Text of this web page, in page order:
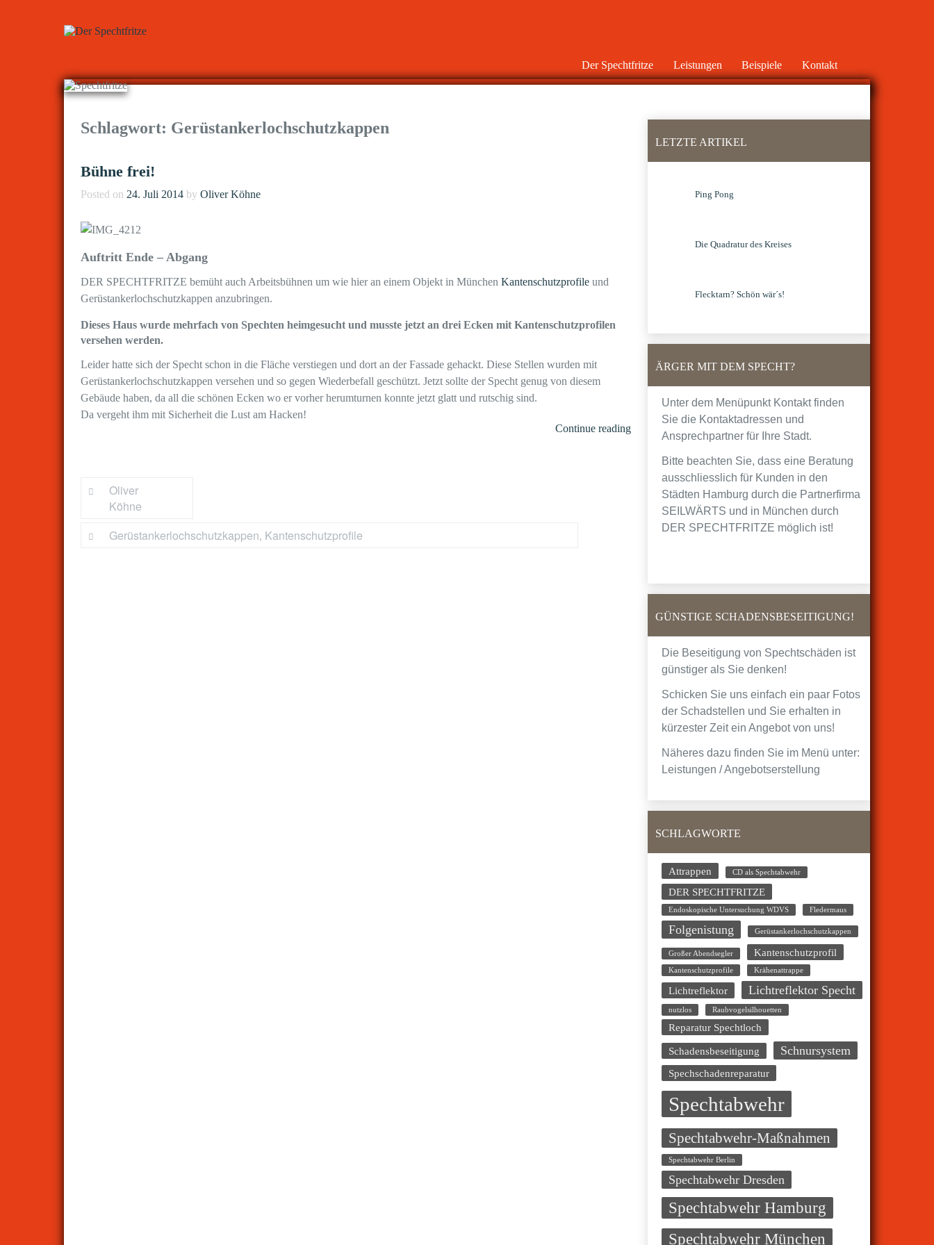
Der Spechtfritze Leistungen Beispiele Kontakt
Schlagwort: Gerüstankerlochschutzkappen
Bühne frei!
Posted on 24. Juli 2014 by Oliver Köhne
Auftritt Ende – Abgang
DER SPECHTFRITZE bemüht auch Arbeitsbühnen um wie hier an einem Objekt in München Kantenschutzprofile und
Gerüstankerlochschutzkappen anzubringen.
Dieses Haus wurde mehrfach von Spechten heimgesucht und musste jetzt an drei Ecken mit Kantenschutzprofilen
versehen werden.
Leider hatte sich der Specht schon in die Fläche verstiegen und dort an der Fassade gehackt. Diese Stellen wurden mit
Gerüstankerlochschutzkappen versehen und so gegen Wiederbefall geschützt. Jetzt sollte der Specht genug von diesem
Gebäude haben, da all die schönen Ecken wo er vorher herumturnen konnte jetzt glatt und rutschig sind.
Da vergeht ihm mit Sicherheit die Lust am Hacken!
Continue reading„Bühne
Oliver
Köhne
Gerüstankerlochschutzkappen, Kantenschutzprofile
LETZTE ARTIKEL
Ping Pong
Die Quadratur des Kreises
Flecktarn? Schön wär´s!
ÄRGER MIT DEM SPECHT?
Unter dem Menüpunkt Kontakt finden
Sie die Kontaktadressen und
Ansprechpartner für Ihre Stadt.
Bitte beachten Sie, dass eine Beratung
ausschliesslich für Kunden in den
Städten Hamburg durch die Partnerfirma
SEILWÄRTS und in München durch
DER SPECHTFRITZE möglich ist!
GÜNSTIGE SCHADENSBESEITIGUNG!
Die Beseitigung von Spechtschäden ist
günstiger als Sie denken!
Schicken Sie uns einfach ein paar Fotos
der Schadstellen und Sie erhalten in
kürzester Zeit ein Angebot von uns!
Näheres dazu finden Sie im Menü unter:
Leistungen / Angebotserstellung
SCHLAGWORTE
Attrappen CD als Spechtabwehr
DER SPECHTFRITZE
Endoskopische Untersuchung WDVS Fledermaus
Folgenistung Gerüstankerlochschutzkappen
Großer Abendsegler Kantenschutzprofil
Kantenschutzprofile Krähenattrappe
Lichtreflektor Lichtreflektor Specht
nutzlos Raubvogelsilhouetten
Reparatur Spechtloch
Schadensbeseitigung
Schnursystem
Spechschadenreparatur
Spechtabwehr
Spechtabwehr-Maßnahmen
Spechtabwehr Berlin
Spechtabwehr Dresden
Spechtabwehr Hamburg
Spechtabwehr München